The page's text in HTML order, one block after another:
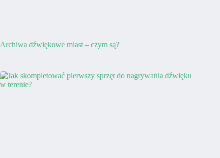
Archiwa dźwiękowe miast – czym są?